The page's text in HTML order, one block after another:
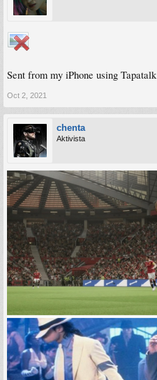
Sent from my iPhone using Tapatalk
Oct 2, 2021
chenta
Aktivista